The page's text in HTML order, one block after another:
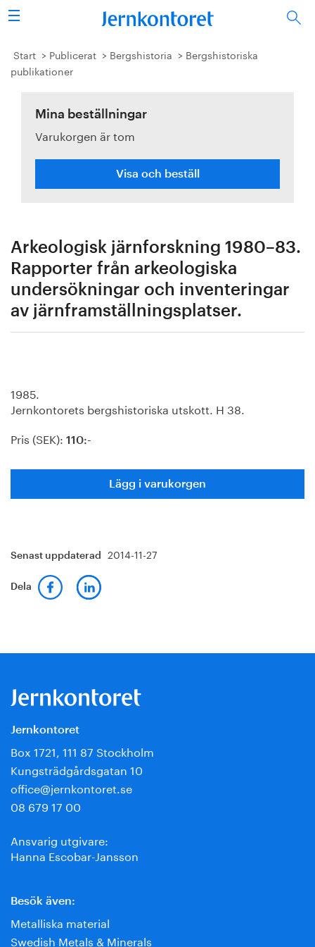
Sök
Stålindustrin
Forskning/utbildning
Energi/miljö
Vi tycker
Bildbank
Om oss
Start Publicerat Bergshistoria
Bergshistoriska
publikationer
Mina beställningar
Varukorgen är tom
Visa och beställ
Arkeologisk järnforskning 1980–83.
Rapporter från arkeologiska
undersökningar och inventeringar
av järnframställningsplatser.
1985.
Jernkontorets bergshistoriska utskott. H 38.
Pris (SEK): 110:-
Lägg i varukorgen
Senast uppdaterad 2014-11-27
Dela
Jernkontoret
Box 1721, 111 87 Stockholm
Kungsträdgårdsgatan 10
office@jernkontoret.se
08 679 17 00
Ansvarig utgivare:
Hanna Escobar-Jansson
Besök även:
Metalliska material
Swedish Metals & Minerals